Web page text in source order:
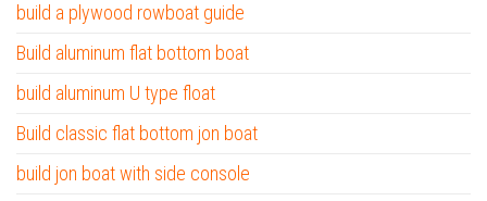
build a plywood rowboat guide
Build aluminum flat bottom boat
build aluminum U type float
Build classic flat bottom jon boat
build jon boat with side console